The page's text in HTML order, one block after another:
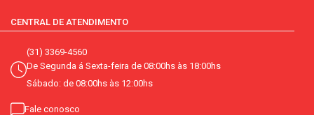
CENTRAL DE ATENDIMENTO
(31) 3369-4560
De Segunda á Sexta-feira de 08:00hs às 18:00hs
Sábado: de 08:00hs às 12:00hs
Fale conosco